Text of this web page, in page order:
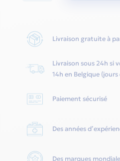
Airsense
S11
de
Livraison gratuite à
Livraison sous 24h si
14h en Belgique
Paiement sécurisé
Des années
Des marques